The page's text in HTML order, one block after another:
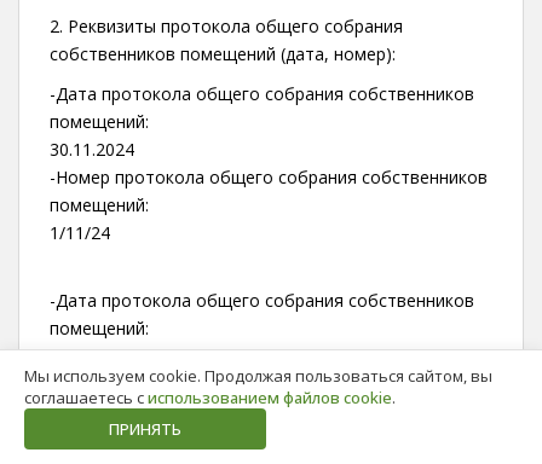
2. Реквизиты протокола общего собрания
собственников помещений (дата, номер):
-Дата протокола общего собрания собственников
помещений:
30.11.2024
-Номер протокола общего собрания собственников
помещений:
1/11/24
-Дата протокола общего собрания собственников
помещений:
19.09.2022
-Номер протокола общего собрания собственников
помещений:
1/09/22
Мы используем cookie. Продолжая пользоваться сайтом, вы
соглашаетесь сиспользованием файлов cookie.
ПРИНЯТЬ